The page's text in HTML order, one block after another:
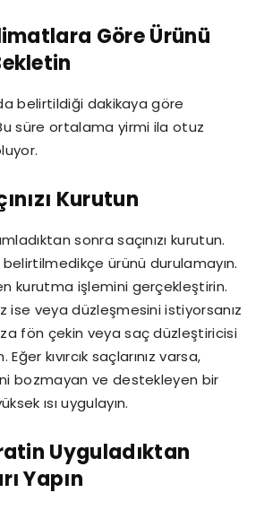
Göre Ürünü
belirtildiği dakikaya göre
süre ortalama yirmi ila otuz
Kurutun
sonra saçınızı kurutun.
ürünü durulamayın.
kurutma işlemini gerçekleştirin.
ise veya düzleşmesini istiyorsanız
fön çekin veya saç düzleştiricisi
kıvırcık saçlarınız varsa,
bozmayan ve destekleyen bir
ısı uygulayın.
Uyguladıktan
Yapın